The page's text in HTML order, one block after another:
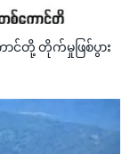
င်တို့ တိုက်မှုဖြစ်ပွား